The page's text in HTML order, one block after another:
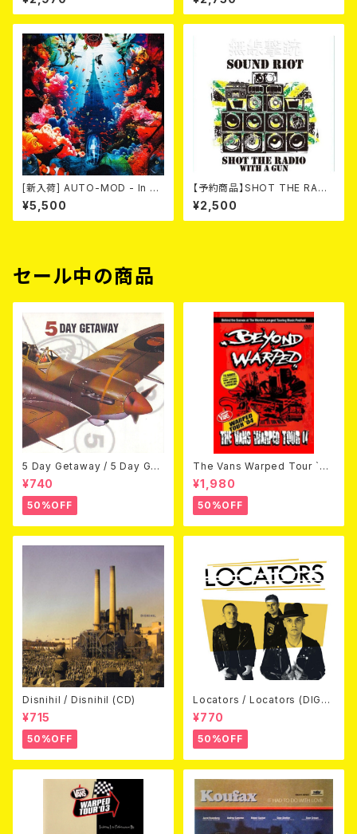
[新入荷] AUTO-MOD - In Th
e Wake Of KING AUTO-MO
D（CD+DVD/初回限定盤）
¥5,500
【予約商品】SHOT THE RADI
O WITH A GUN / SOUND RI
OT (CD)【8月８日発売】
¥2,500
セール中の商品
5 Day Getaway / 5 Day Get
away (CDEP)
¥740
50%OFF
The Vans Warped Tour `04
Beyond Warped (国内盤DV
D)
¥1,980
50%OFF
Disnihil / Disnihil (CD)
¥715
50%OFF
Locators / Locators (DIGPA
CK CD)
¥770
50%OFF